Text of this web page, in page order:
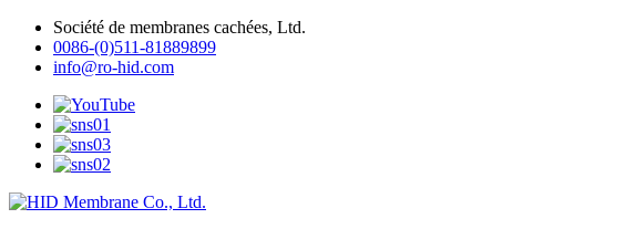
Société de membranes cachées, Ltd.
0086-(0)511-81889899
info@ro-hid.com